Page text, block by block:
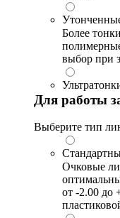
Более
выбор при
Для работы
Выберите тип
Очковые
от -2.00 до